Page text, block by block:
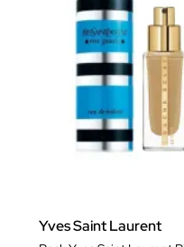
Yves Saint Laurent